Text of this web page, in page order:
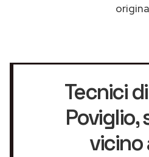
Tecnici
Poviglio,
vicino